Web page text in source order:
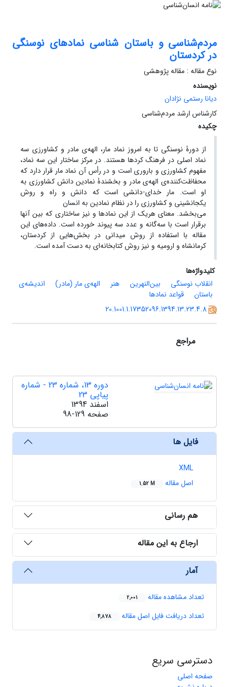
مردم‌شناسی و باستان شناسی نمادهای نوسنگی
در کردستان
نوع مقاله : مقاله پژوهشی
نویسنده
دیانا رستمی نژادان
کارشناس ارشد مردم‌شناسی
چکیده
از دورۀ نوسنگی تا به امروز نماد مار، الهه‌ی مادر و کشاورزی سه
نماد اصلی در فرهنگ کردها هستند. در مرکز ساختار این سه نماد،
مفهوم کشاورزی و باروری است و در رأس آن نماد مار قرار دارد که
محفاظت‌کننده‌ی الهه‌ی مادر و بخشندۀ نمادین دانش کشاورزی به
او است. مار خدای-دانشی است که دانش و راه و روش
یکجانشینی و کشاورزی را در نظام نمادین به انسان
می‌بخشد. معنای هریک از این نمادها و نیز ساختاری که بین آنها
برقرار است با سه‌گانه و عدد سه پیوند خورده است. داده‌های این
مقاله با استفاده از روش میدانی در بخش‌هایی از کردستان،
کرمانشاه و ارومیه و نیز روش کتابخانه‌ای به دست آمده است.
کلیدواژه‌ها
انقلاب نوسنگی
بین‌النهرین هنر الهه‌ی مار (مادر)
اندیشه‌ی
باستان
قواعد نمادها
20.1001.1.17352096.1394.13.23.4.8
مراجع
دوره 13، شماره 23 - شماره
پیاپی 23
اسفند 1394
صفحه 98-129
فایل ها
XML
اصل مقاله
1.52 M
هم رسانی
ارجاع به این مقاله
آمار
تعداد مشاهده مقاله 2,001
تعداد دریافت فایل اصل مقاله 4,878
دسترسی سریع
صفحه اصلی